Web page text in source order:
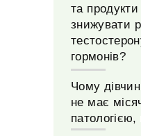
та
знижувати
гормонів?
Чому
не має